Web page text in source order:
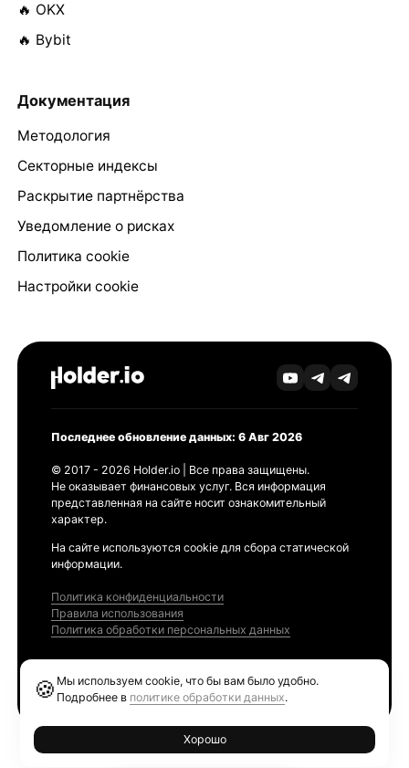
🔥 OKX
🔥 Bybit
Документация
Методология
Секторные индексы
Раскрытие партнёрства
Уведомление о рисках
Политика cookie
Настройки cookie
Последнее обновление данных: 6 Авг 2026
© 2017 - 2026 Holder.io | Все права защищены.
Не оказывает финансовых услуг. Вся информация
представленная на сайте носит ознакомительный
характер.
На сайте используются cookie для сбора статической
информации.
Политика конфиденциальности
Правила использования
Политика обработки персональных данных
🍪 Мы используем cookie, что бы вам было удобно.
Подробнее в политике обработки данных.
Хорошо
Ethereum GAS Tracker